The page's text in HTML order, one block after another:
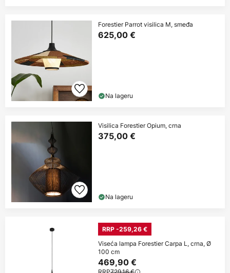
Forestier Parrot visilica M, smeđa
625,00 €
Na lageru
Visilica Forestier Opium, crna
375,00 €
Na lageru
RRP -259,26 €
Viseća lampa Forestier Carpa L, crna, Ø
100 cm
469,90 €